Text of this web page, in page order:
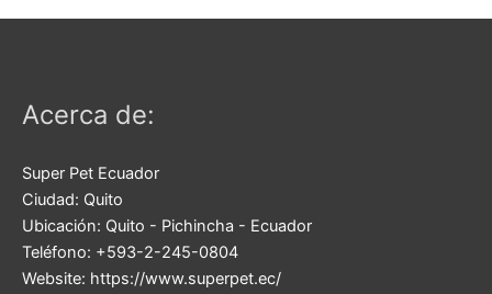
Acerca de:
Super Pet Ecuador
Ciudad: Quito
Ubicación: Quito - Pichincha - Ecuador
Teléfono: +593-2-245-0804
Website: https://www.superpet.ec/